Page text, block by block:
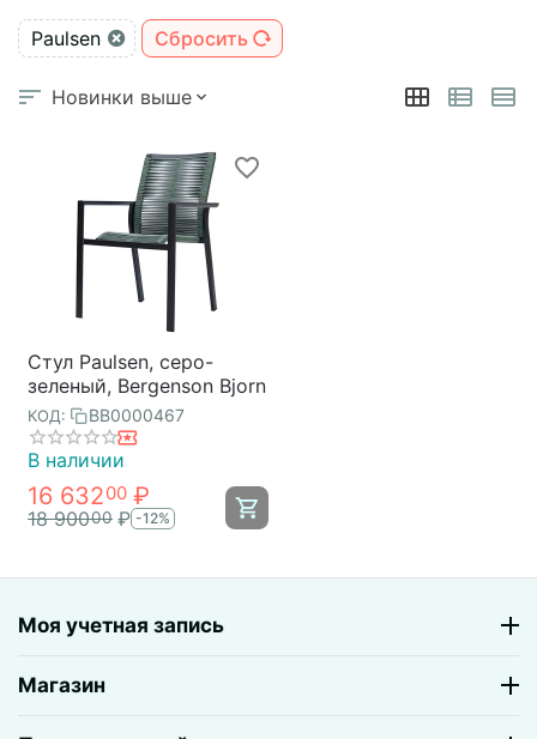
Paulsen Сбросить
Новинки выше
Стул Paulsen, серо-
зеленый, Bergenson Bjorn
КОД: BB0000467
В наличии
16 63200 ₽
18 90000 ₽ -12%
Моя учетная запись
Магазин